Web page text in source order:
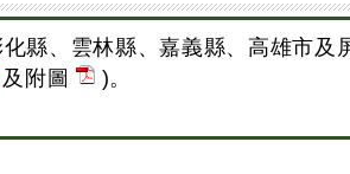
縣、雲林縣、嘉義縣、高雄市及
附圖 )。